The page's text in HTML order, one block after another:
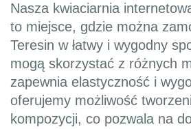
Nasza kwiaciarnia
to miejsce, gdzie można
Teresin w łatwy i wygodny
mogą skorzystać z różnych
zapewnia elastyczność i
oferujemy możliwość
kompozycji, co pozwala na